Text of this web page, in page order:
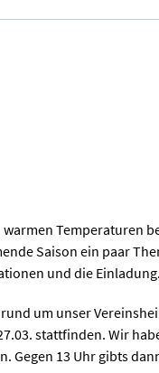
Temperaturen
Saison ein paar
und die Einladung.
um unser
stattfinden. Wir
Gegen 13 Uhr gibts